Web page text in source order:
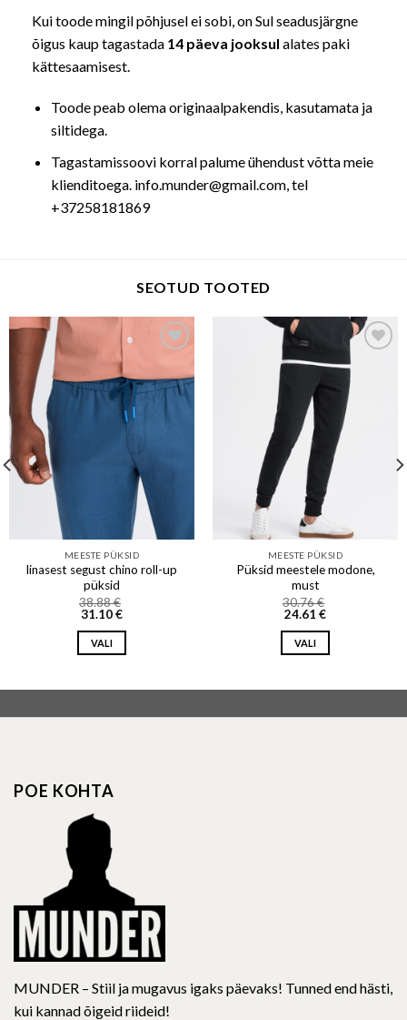
Kui toode mingil põhjusel ei sobi, on Sul seadusjärgne
õigus kaup tagastada 14 päeva jooksul alates paki
kättesaamisest.
Toode peab olema originaalpakendis, kasutamata ja
siltidega.
Tagastamissoovi korral palume ühendust võtta meie
klienditoega. info.munder@gmail.com, tel
+37258181869
SEOTUD TOOTED
Add to wishlist
MEESTE PÜKSID
linasest segust chino roll-up
püksid
38.88€
31.10€
VALI
multiple
may
chosen
on
the
product
page
Add to wishlist
MEESTE PÜKSID
Püksid meestele modone,
must
30.76€
24.61 €
VALI
multiple
POE KOHTA
MUNDER – Stiil ja mugavus igaks päevaks! Tunned end hästi,
kui kannad õigeid riideid!